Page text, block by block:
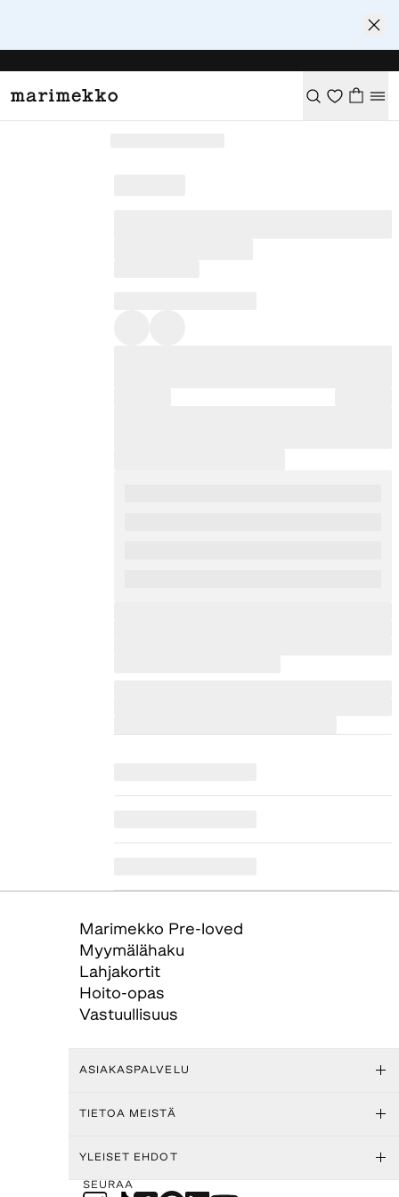
Marimekko Pre-loved
Myymälähaku
Lahjakortit
Hoito-opas
Vastuullisuus
ASIAKASPALVELU
TIETOA MEISTÄ
YLEISET EHDOT
SEURAA